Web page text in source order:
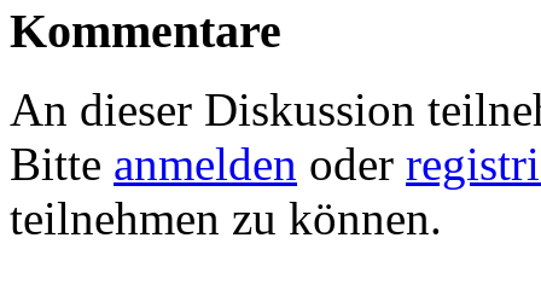
Kommentare
An dieser Diskussion
Bitte anmelden oder
teilnehmen zu können.